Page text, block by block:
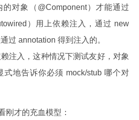
的对象（@Component）才能通过
）用上依赖注入，通过 new
过 annotation 得到注入的。
注入，这种情况下测试友好，对象
式地告诉你必须 mock/stub 哪个对
刚才的充血模型：